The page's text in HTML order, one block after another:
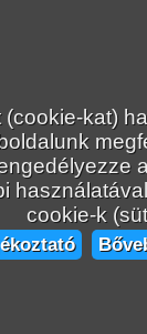
kat)
cookie-k